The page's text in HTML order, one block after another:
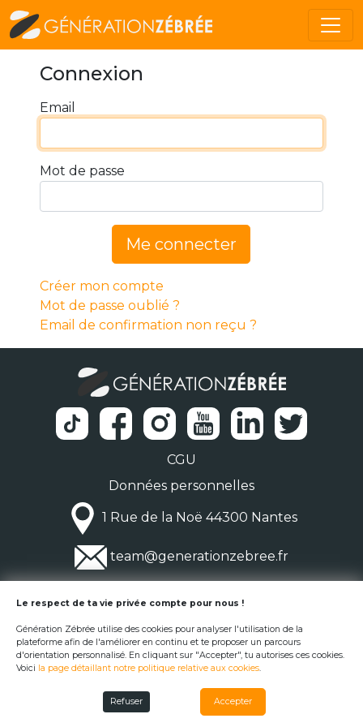
Connexion
Email
Mot de passe
Me connecter
Créer mon compte
Mot de passe oublié ?
Email de confirmation non reçu ?
CGU
Données personnelles
1 Rue de la Noë 44300 Nantes
team@generationzebree.fr
© Génération Zébrée 2026
Le respect de ta vie privée compte pour nous !
Génération Zébrée utilise des cookies pour analyser l'utilisation de la
plateforme afin de l'améliorer en continu et te proposer un parcours
d'orientation personnalisé. En cliquant sur "Accepter", tu autorises ces cookies.
Voici la page détaillant notre politique relative aux cookies.
Refuser Accepter